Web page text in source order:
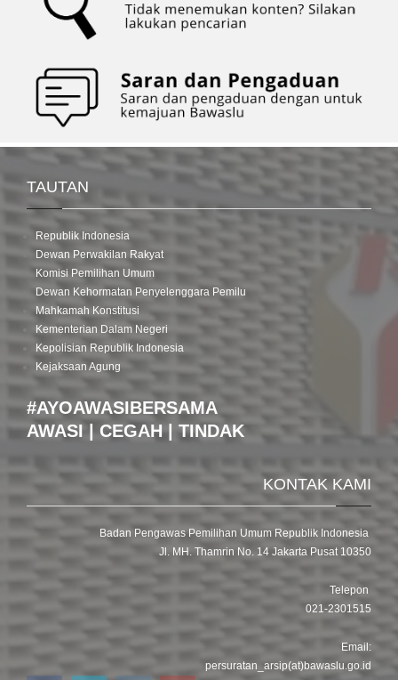
TAUTAN
Republik Indonesia
Dewan Perwakilan Rakyat
Komisi Pemilihan Umum
Dewan Kehormatan Penyelenggara Pemilu
Mahkamah Konstitusi
Kementerian Dalam Negeri
Kepolisian Republik Indonesia
Kejaksaan Agung
#AYOAWASIBERSAMA
AWASI | CEGAH | TINDAK
KONTAK KAMI
Badan Pengawas Pemilihan Umum Republik Indonesia
Jl. MH. Thamrin No. 14 Jakarta Pusat 10350
Telepon
021-2301515
Email:
persuratan_arsip(at)bawaslu.go.id